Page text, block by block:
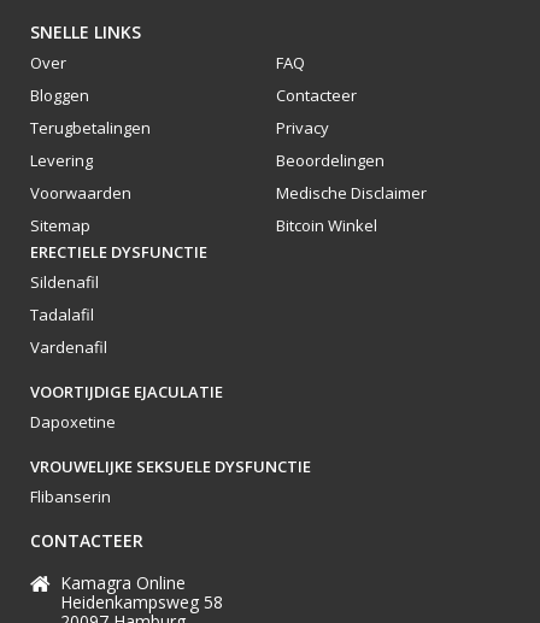
SNELLE LINKS
Over
FAQ
Bloggen
Contacteer
Terugbetalingen
Privacy
Levering
Beoordelingen
Voorwaarden
Medische Disclaimer
Sitemap
Bitcoin Winkel
ERECTIELE DYSFUNCTIE
Sildenafil
Tadalafil
Vardenafil
VOORTIJDIGE EJACULATIE
Dapoxetine
VROUWELIJKE SEKSUELE DYSFUNCTIE
Flibanserin
CONTACTEER
Kamagra Online
Heidenkampsweg 58